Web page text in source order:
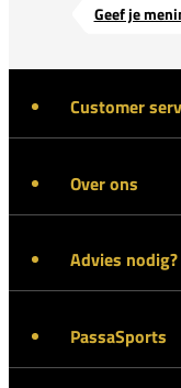
Geef je
Customer
Over ons
Advies nodig?
PassaSports